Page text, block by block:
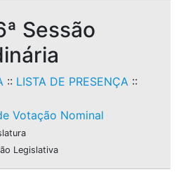
Sessão
:: LISTA DE PRESENÇA::
Votação Nominal
Legislativa